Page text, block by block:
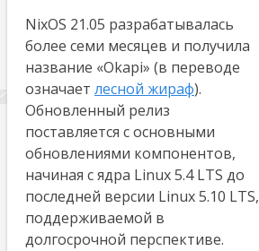
NixOS 21.05 разрабатывалась
более семи месяцев и получила
название «Okapi» (в переводе
означает лесной жираф).
Обновленный релиз
поставляется с основными
обновлениями компонентов,
начиная с ядра Linux 5.4 LTS до
последней версии Linux 5.10 LTS,
поддерживаемой в
долгосрочной перспективе.